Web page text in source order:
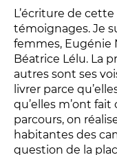
Entre amis,
Acteur des
médical et
En situation de
PRATIQUEZ...
Nissa Slam
L’écriture de
témoignages. Je
femmes, Eugénie
Béatrice Lélu. La
autres sont ses
livrer parce
qu’elles m’ont
parcours, on
habitantes des
question de la